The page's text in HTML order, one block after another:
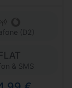
(D2)
& SMS